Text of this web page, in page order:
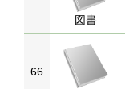
図書
66